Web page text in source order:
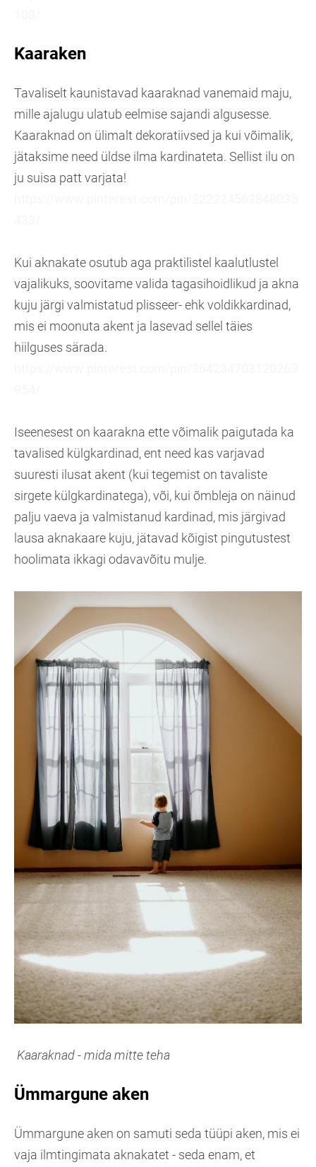
Kaaraken
Tavaliselt kaunistavad kaaraknad vanemaid maju,
mille ajalugu ulatub eelmise sajandi algusesse.
Kaaraknad on ülimalt dekoratiivsed ja kui võimalik,
jätaksime need üldse ilma kardinateta. Sellist ilu on
ju suisa patt varjata!
Kui aknakate osutub aga praktilistel kaalutlustel
vajalikuks, soovitame valida tagasihoidlikud ja akna
kuju järgi valmistatud plisseer- ehk voldikkardinad,
mis ei moonuta akent ja lasevad sellel täies
hiilguses särada.
Iseenesest on kaarakna ette võimalik paigutada ka
tavalised külgkardinad, ent need kas varjavad
suuresti ilusat akent (kui tegemist on tavaliste
sirgete külgkardinatega), või, kui õmbleja on näinud
palju vaeva ja valmistanud kardinad, mis järgivad
lausa aknakaare kuju, jätavad kõigist pingutustest
hoolimata ikkagi odavavõitu mulje.
Kaaraknad - mida mitte teha
Ümmargune aken
Ümmargune aken on samuti seda tüüpi aken, mis ei
vaja ilmtingimata aknakatet - seda enam, et